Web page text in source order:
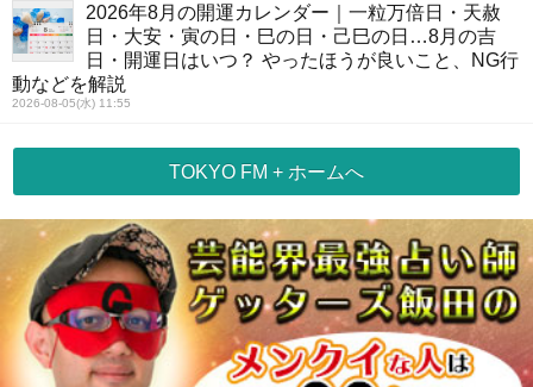
2026年8月の開運カレンダー｜一粒万倍日・天赦
日・大安・寅の日・巳の日・己巳の日…8月の吉
日・開運日はいつ？ やったほうが良いこと、NG行
動などを解説
2026-08-05(水) 11:55
TOKYO FM + ホームへ